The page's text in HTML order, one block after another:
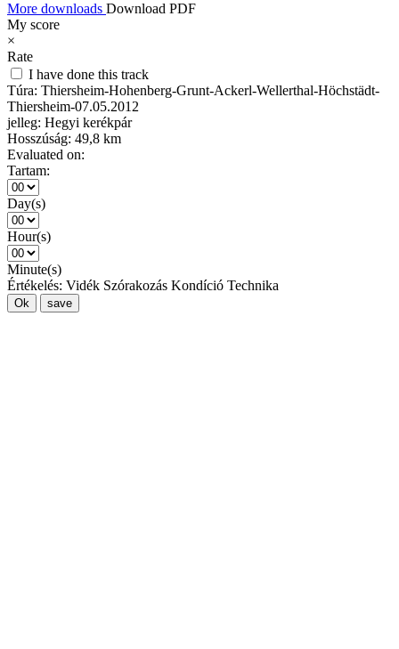
More downloads Download PDF
My score
×
Rate
I have done this track
Túra: Thiersheim-Hohenberg-Grunt-Ackerl-Wellerthal-Höchstädt-
Thiersheim-07.05.2012
jelleg: Hegyi kerékpár
Hosszúság: 49,8 km
Evaluated on:
Tartam:
Day(s)
Hour(s)
Minute(s)
Értékelés: Vidék Szórakozás Kondíció Technika
Ok save